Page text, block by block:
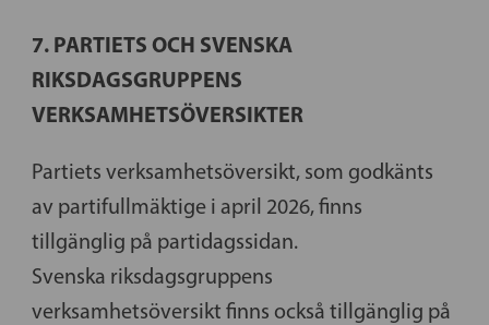
7. PARTIETS OCH SVENSKA
RIKSDAGSGRUPPENS
VERKSAMHETSÖVERSIKTER
Partiets verksamhetsöversikt, som godkänts
av partifullmäktige i april 2026, finns
tillgänglig på partidagssidan.
Svenska riksdagsgruppens
verksamhetsöversikt finns också tillgänglig på